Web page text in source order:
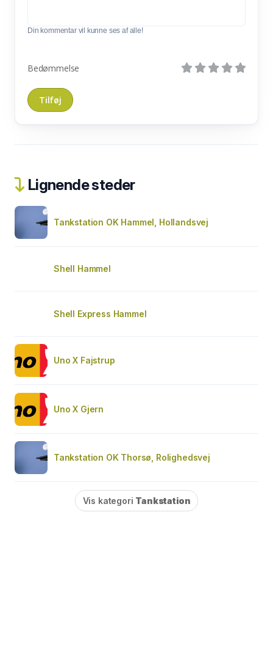
Din kommentar vil kunne ses af alle!
Bedømmelse
Lignende steder
Tankstation OK Hammel, Hollandsvej
Shell Hammel
Shell Express Hammel
Uno X Fajstrup
Uno X Gjern
Tankstation OK Thorsø, Rolighedsvej
Vis kategori Tankstation